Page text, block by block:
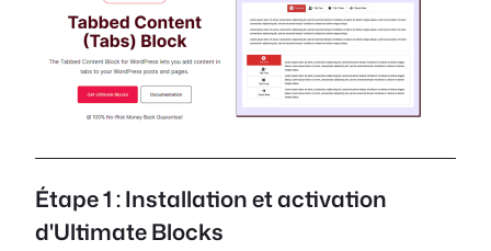
Étape 1 : Installation et activation
d'Ultimate Blocks